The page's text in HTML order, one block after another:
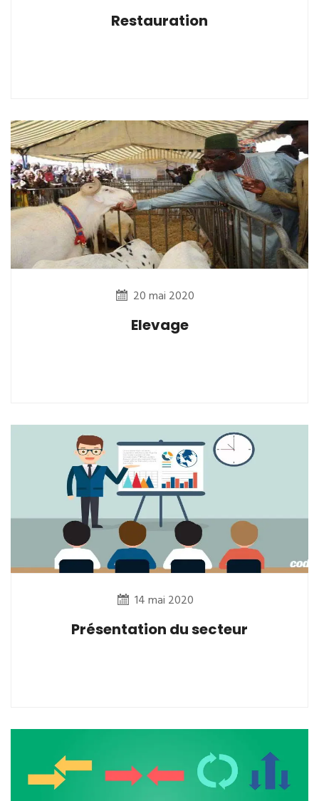
Restauration
20 mai 2020
Elevage
14 mai 2020
Présentation du secteur